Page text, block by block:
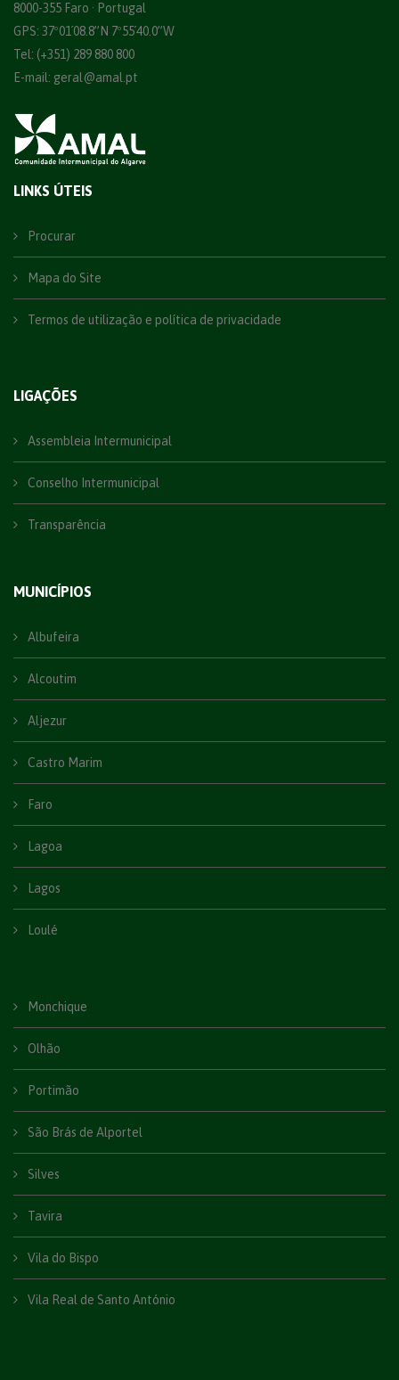
8000-355 Faro · Portugal
GPS: 37º01´08.8”N 7º55´40.0”W
Tel: (+351) 289 880 800
E-mail: geral@amal.pt
LINKS ÚTEIS
Procurar
Mapa do Site
Termos de utilização e política de privacidade
LIGAÇÕES
Assembleia Intermunicipal
Conselho Intermunicipal
Transparência
MUNICÍPIOS
Albufeira
Alcoutim
Aljezur
Castro Marim
Faro
Lagoa
Lagos
Loulé
Monchique
Olhão
Portimão
São Brás de Alportel
Silves
Tavira
Vila do Bispo
Vila Real de Santo António